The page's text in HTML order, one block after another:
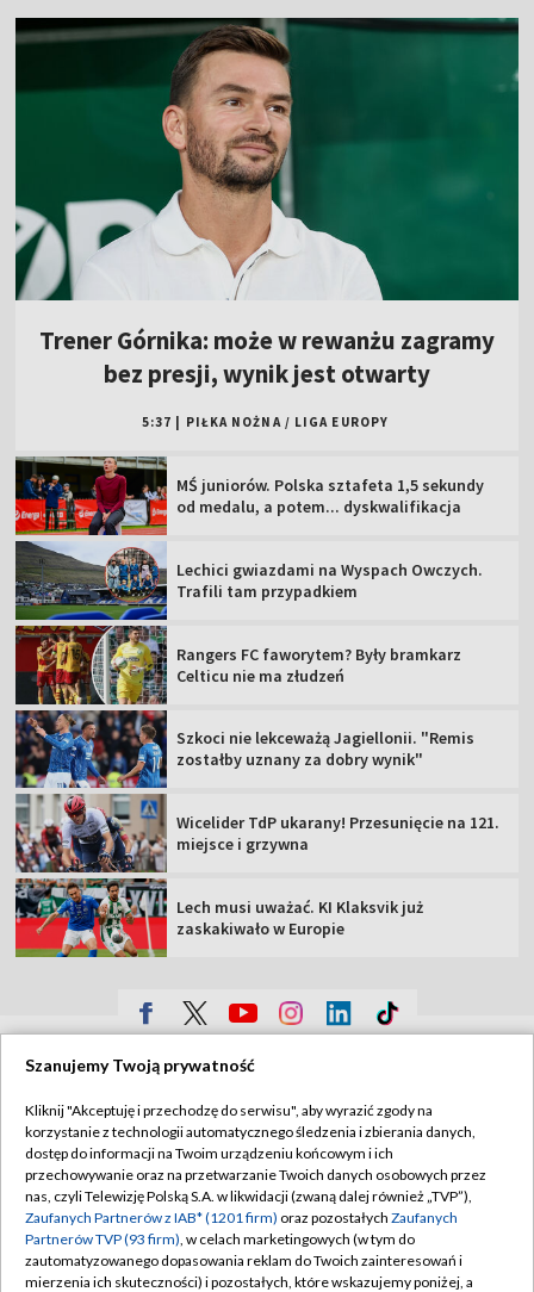
Trener Górnika: może w rewanżu zagramy
bez presji, wynik jest otwarty
5:37 PIŁKA NOŻNA / LIGA EUROPY
MŚ juniorów. Polska sztafeta 1,5 sekundy
od medalu, a potem... dyskwalifikacja
Lechici gwiazdami na Wyspach Owczych.
Trafili tam przypadkiem
Rangers FC faworytem? Były bramkarz
Celticu nie ma złudzeń
Szkoci nie lekceważą Jagiellonii. "Remis
zostałby uznany za dobry wynik"
Wicelider TdP ukarany! Przesunięcie na 121.
miejsce i grzywna
Lech musi uważać. KI Klaksvik już
zaskakiwało w Europie
Sklep TVP
Biuro Reklamy
Oferta Handlowa
Telegazeta ogłoszenia
Emisja w TVP
Polityka prywatności
Moje zgody
Biuro reklamy
Kontakt
Szanujemy Twoją prywatność
Kliknij "Akceptuję i przechodzę do serwisu", aby wyrazić zgody na
korzystanie z technologii automatycznego śledzenia i zbierania danych,
dostęp do informacji na Twoim urządzeniu końcowym i ich
przechowywanie oraz na przetwarzanie Twoich danych osobowych przez
nas, czyli Telewizję Polską S.A. w likwidacji (zwaną dalej również „TVP”),
Zaufanych Partnerów z IAB* (1201 firm) oraz pozostałych Zaufanych
Partnerów TVP (93 firm), w celach marketingowych (w tym do
zautomatyzowanego dopasowania reklam do Twoich zainteresowań i
mierzenia ich skuteczności) i pozostałych, które wskazujemy poniżej, a